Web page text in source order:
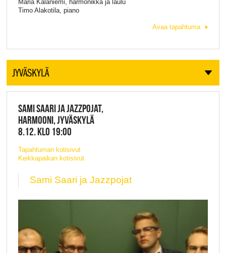
Maria Kalaniemi, harmonikka ja laulu
Timo Alakotila, piano
Avaa tapahtuma
JYVÄSKYLÄ
SAMI SAARI JA JAZZPOJAT,
HARMOONI, JYVÄSKYLÄ
8.12. KLO 19:00
Tapahtuman kotisivut
Keikkapaikan kotisivut
Sami Saari ja Jazzpojat